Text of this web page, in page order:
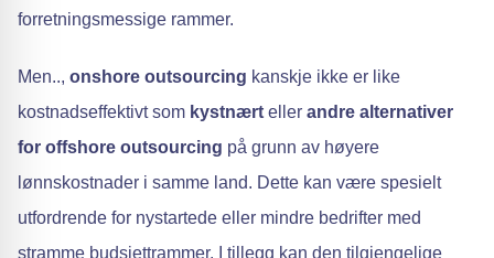
forretningsmessige rammer.
Men.., onshore outsourcing kanskje ikke er like
kostnadseffektivt som kystnært eller andre alternativer
for offshore outsourcing på grunn av høyere
lønnskostnader i samme land. Dette kan være spesielt
utfordrende for nystartede eller mindre bedrifter med
stramme budsjettrammer. I tillegg kan den tilgjengelige